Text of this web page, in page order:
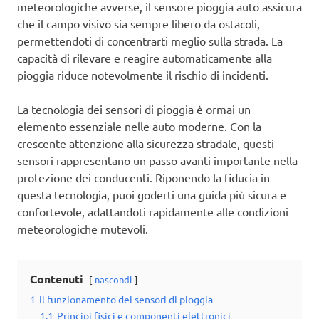
meteorologiche avverse, il sensore pioggia auto assicura
che il campo visivo sia sempre libero da ostacoli,
permettendoti di concentrarti meglio sulla strada. La
capacità di rilevare e reagire automaticamente alla
pioggia riduce notevolmente il rischio di incidenti.
La tecnologia dei sensori di pioggia è ormai un
elemento essenziale nelle auto moderne. Con la
crescente attenzione alla sicurezza stradale, questi
sensori rappresentano un passo avanti importante nella
protezione dei conducenti. Riponendo la fiducia in
questa tecnologia, puoi goderti una guida più sicura e
confortevole, adattandoti rapidamente alle condizioni
meteorologiche mutevoli.
Contenuti nascondi
1 Il funzionamento dei sensori di pioggia
1.1 Principi fisici e componenti elettronici